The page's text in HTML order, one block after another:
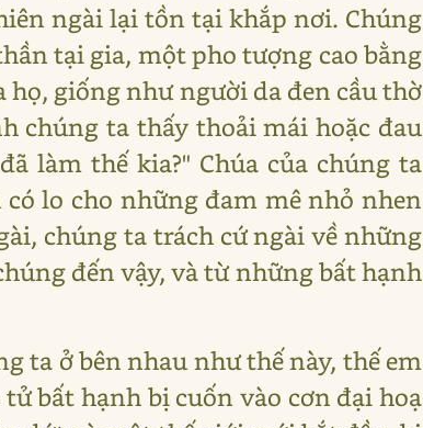
ngài lại tồn tại khắp nơi. Chúng
tại gia, một pho tượng cao bằng
giống như người da đen cầu thờ
chúng ta thấy thoải mái hoặc đau
làm thế kia?" Chúa của chúng ta
lo cho những đam mê nhỏ nhen
chúng ta trách cứ ngài về những
đến vậy, và từ những bất hạnh
ta ở bên nhau như thế này, thế em
bất hạnh bị cuốn vào cơn đại hoạ